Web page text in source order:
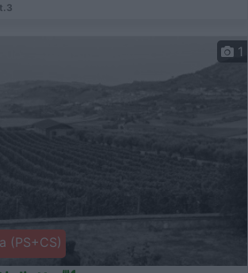
(PS+CS)
1